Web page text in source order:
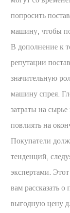
попросить
машину, чтобы
В дополнение к
репутации
значительную
машину спрея.
затраты на
повлиять на
Покупатели
тенденций,
экспертами.
вам рассказать
выгодную цену